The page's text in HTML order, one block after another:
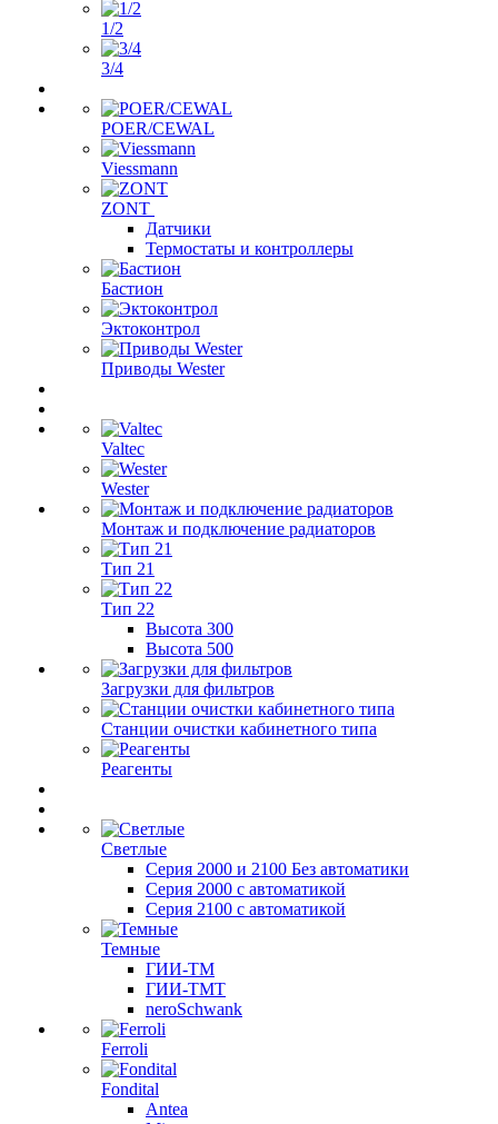
1/2
3/4
POER/CEWAL
Viessmann
ZONT
Датчики
Термостаты и контроллеры
Бастион
Эктоконтрол
Приводы Wester
Valtec
Wester
Монтаж и подключение радиаторов
Тип 21
Тип 22
Высота 300
Высота 500
Загрузки для фильтров
Станции очистки кабинетного типа
Реагенты
Светлые
Серия 2000 и 2100 Без автоматики
Серия 2000 с автоматикой
Серия 2100 с автоматикой
Темные
ГИИ-ТМ
ГИИ-ТМТ
neroSchwank
Ferroli
Fondital
Antea